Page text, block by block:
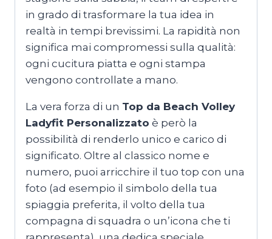
in grado di trasformare la tua idea in
realtà in tempi brevissimi. La rapidità non
significa mai compromessi sulla qualità:
ogni cucitura piatta e ogni stampa
vengono controllate a mano.
La vera forza di un Top da Beach Volley
Ladyfit Personalizzato è però la
possibilità di renderlo unico e carico di
significato. Oltre al classico nome e
numero, puoi arricchire il tuo top con una
foto (ad esempio il simbolo della tua
spiaggia preferita, il volto della tua
compagna di squadra o un’icona che ti